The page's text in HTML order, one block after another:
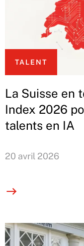
TALENT
La Suisse en
Index 2026
talents en IA
20 avril 2026